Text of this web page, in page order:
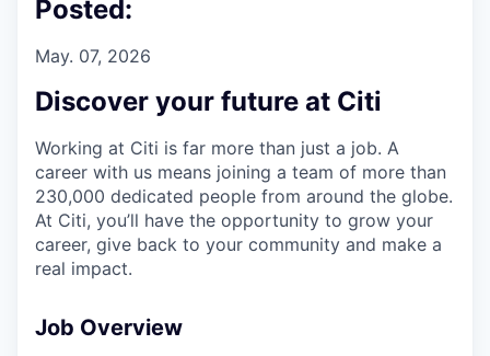
Posted:
May. 07, 2026
Discover your future at Citi
Working at Citi is far more than just a job. A
career with us means joining a team of more than
230,000 dedicated people from around the globe.
At Citi, you’ll have the opportunity to grow your
career, give back to your community and make a
real impact.
Job Overview